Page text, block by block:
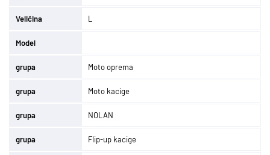
Veličina L
Model
grupa Moto oprema
grupa Moto kacige
grupa NOLAN
grupa Flip-up kacige